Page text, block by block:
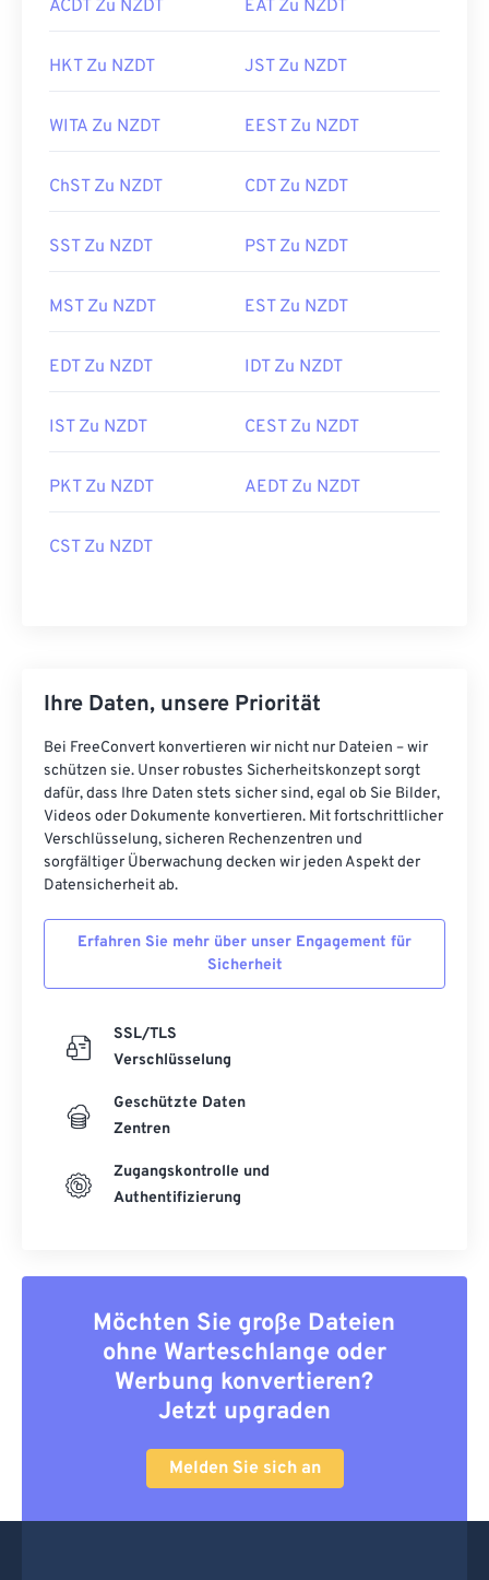
ACDT Zu NZDT EAT Zu NZDT
HKT Zu NZDT JST Zu NZDT
WITA Zu NZDT EEST Zu NZDT
ChST Zu NZDT CDT Zu NZDT
SST Zu NZDT PST Zu NZDT
MST Zu NZDT EST Zu NZDT
EDT Zu NZDT IDT Zu NZDT
IST Zu NZDT CEST Zu NZDT
PKT Zu NZDT AEDT Zu NZDT
CST Zu NZDT
Ihre Daten, unsere Priorität
Bei FreeConvert konvertieren wir nicht nur Dateien – wir
schützen sie. Unser robustes Sicherheitskonzept sorgt
dafür, dass Ihre Daten stets sicher sind, egal ob Sie Bilder,
Videos oder Dokumente konvertieren. Mit fortschrittlicher
Verschlüsselung, sicheren Rechenzentren und
sorgfältiger Überwachung decken wir jeden Aspekt der
Datensicherheit ab.
Erfahren Sie mehr über unser Engagement für
Sicherheit
SSL/TLS
Verschlüsselung
Geschützte Daten
Zentren
Zugangskontrolle und
Authentifizierung
Möchten Sie große Dateien
ohne Warteschlange oder
Werbung konvertieren?
Jetzt upgraden
Melden Sie sich an